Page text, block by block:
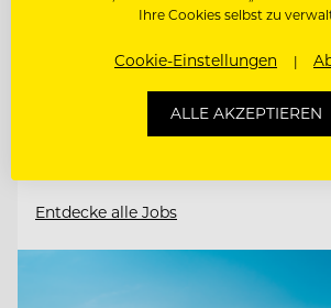
8225 Pöllauberg, Österreich
CHEF DE RANG MIT BAR- &
Entdecke alle Jobs
Ihre Cookies selbst zu
Cookie-Einstellungen
ALLE AKZEPTIEREN